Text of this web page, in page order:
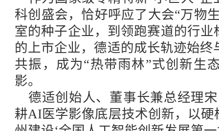
科创盛会，恰好呼应了大会“万物
室的种子企业，到领跑赛道的行
的上市企业，德适的成长轨迹始
共振，成为“热带雨林”式创新生
影。
德适创始人、董事长兼总经理
耕AI医学影像底层技术创新，以